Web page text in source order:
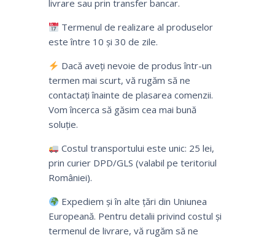
livrare sau prin transfer bancar.
Termenul de realizare al produselor
este între 10 și 30 de zile.
Dacă aveți nevoie de produs într-un
termen mai scurt, vă rugăm să ne
contactați înainte de plasarea comenzii.
Vom încerca să găsim cea mai bună
soluție.
Costul transportului este unic: 25 lei,
prin curier DPD/GLS (valabil pe teritoriul
României).
Expediem și în alte țări din Uniunea
Europeană. Pentru detalii privind costul și
termenul de livrare, vă rugăm să ne